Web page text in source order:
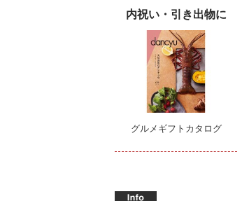
内祝い・引き出物に
グルメギフトカタログ